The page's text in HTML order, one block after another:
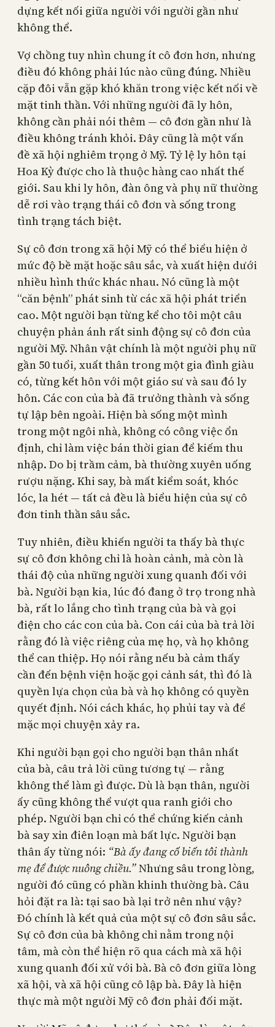
dựng kết nối giữa người với người gần như
không thể.
Vợ chồng tuy nhìn chung ít cô đơn hơn, nhưng
điều đó không phải lúc nào cũng đúng. Nhiều
cặp đôi vẫn gặp khó khăn trong việc kết nối về
mặt tinh thần. Với những người đã ly hôn,
không cần phải nói thêm — cô đơn gần như là
điều không tránh khỏi. Đây cũng là một vấn
đề xã hội nghiêm trọng ở Mỹ. Tỷ lệ ly hôn tại
Hoa Kỳ được cho là thuộc hàng cao nhất thế
giới. Sau khi ly hôn, đàn ông và phụ nữ thường
dễ rơi vào trạng thái cô đơn và sống trong
tình trạng tách biệt.
Sự cô đơn trong xã hội Mỹ có thể biểu hiện ở
mức độ bề mặt hoặc sâu sắc, và xuất hiện dưới
nhiều hình thức khác nhau. Nó cũng là một
“căn bệnh” phát sinh từ các xã hội phát triển
cao. Một người bạn từng kể cho tôi một câu
chuyện phản ánh rất sinh động sự cô đơn của
người Mỹ. Nhân vật chính là một người phụ nữ
gần 50 tuổi, xuất thân trong một gia đình giàu
có, từng kết hôn với một giáo sư và sau đó ly
hôn. Các con của bà đã trưởng thành và sống
tự lập bên ngoài. Hiện bà sống một mình
trong một ngôi nhà, không có công việc ổn
định, chỉ làm việc bán thời gian để kiếm thu
nhập. Do bị trầm cảm, bà thường xuyên uống
rượu nặng. Khi say, bà mất kiểm soát, khóc
lóc, la hét — tất cả đều là biểu hiện của sự cô
đơn tinh thần sâu sắc.
Tuy nhiên, điều khiến người ta thấy bà thực
sự cô đơn không chỉ là hoàn cảnh, mà còn là
thái độ của những người xung quanh đối với
bà. Người bạn kia, lúc đó đang ở trọ trong nhà
bà, rất lo lắng cho tình trạng của bà và gọi
điện cho các con của bà. Con cái của bà trả lời
rằng đó là việc riêng của mẹ họ, và họ không
thể can thiệp. Họ nói rằng nếu bà cảm thấy
cần đến bệnh viện hoặc gọi cảnh sát, thì đó là
quyền lựa chọn của bà và họ không có quyền
quyết định. Nói cách khác, họ phủi tay và để
mặc mọi chuyện xảy ra.
Khi người bạn gọi cho người bạn thân nhất
của bà, câu trả lời cũng tương tự — rằng
không thể làm gì được. Dù là bạn thân, người
ấy cũng không thể vượt qua ranh giới cho
phép. Người bạn chỉ có thể chứng kiến cảnh
bà say xỉn điên loạn mà bất lực. Người bạn
thân ấy từng nói: “Bà ấy đang cố biến tôi thành
mẹ để được nuông chiều.”Nhưng sâu trong lòng,
người đó cũng có phần khinh thường bà. Câu
hỏi đặt ra là: tại sao bà lại trở nên như vậy?
Đó chính là kết quả của một sự cô đơn sâu sắc.
Sự cô đơn của bà không chỉ nằm trong nội
tâm, mà còn thể hiện rõ qua cách mà xã hội
xung quanh đối xử với bà. Bà cô đơn giữa lòng
xã hội, và xã hội cũng cô lập bà. Đây là hiện
thực mà một người Mỹ cô đơn phải đối mặt.